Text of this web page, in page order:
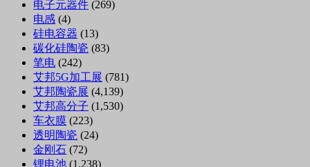
电子元器件 (269)
电感 (4)
硅电容器 (13)
碳化硅陶瓷 (83)
笔电 (242)
艾邦5G加工展 (781)
艾邦陶瓷展 (4,139)
艾邦高分子 (1,530)
车衣膜 (223)
透明陶瓷 (24)
金刚石 (72)
锂电池 (1,238)